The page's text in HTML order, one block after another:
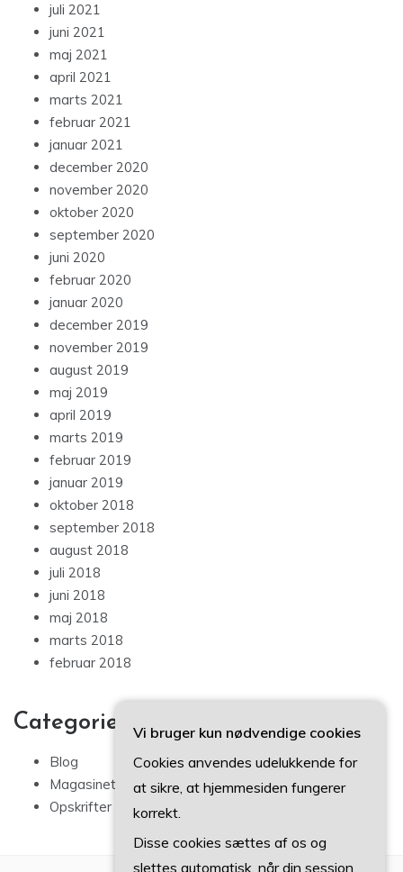
juli 2021
juni 2021
maj 2021
april 2021
marts 2021
februar 2021
januar 2021
december 2020
november 2020
oktober 2020
september 2020
juni 2020
februar 2020
januar 2020
december 2019
november 2019
august 2019
maj 2019
april 2019
marts 2019
februar 2019
januar 2019
oktober 2018
september 2018
august 2018
juli 2018
juni 2018
maj 2018
marts 2018
februar 2018
Categories
Blog
Magasinet
Opskrifter
Vi bruger kun nødvendige cookies
Cookies anvendes udelukkende for
at sikre, at hjemmesiden fungerer
korrekt.
Disse cookies sættes af os og
slettes automatisk, når din session